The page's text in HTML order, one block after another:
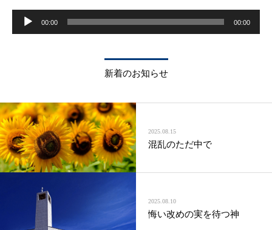
00:00 00:00
新着のお知らせ
2025.08.15
混乱のただ中で
2025.08.10
悔い改めの実を待つ神